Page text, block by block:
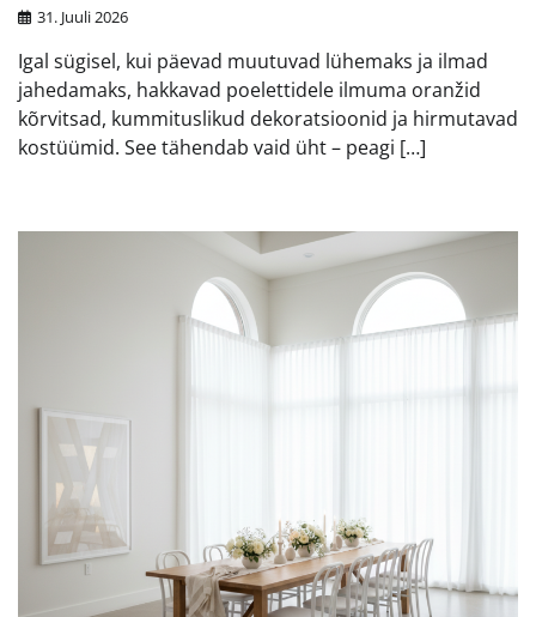
31. Juuli 2026
Igal sügisel, kui päevad muutuvad lühemaks ja ilmad
jahedamaks, hakkavad poelettidele ilmuma oranžid
kõrvitsad, kummituslikud dekoratsioonid ja hirmutavad
kostüümid. See tähendab vaid üht – peagi […]